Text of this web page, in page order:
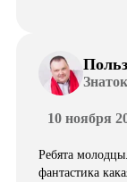
10 ноября
Ребята
фантастика